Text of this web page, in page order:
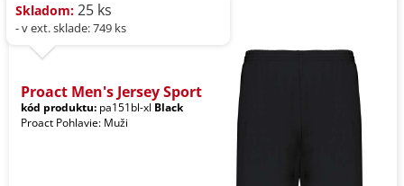
Skladom: 25 ks
- v ext. sklade: 749 ks
Proact Men's Jersey Sport
kód produktu: pa151bl-xl Black
Proact Pohlavie: Muži